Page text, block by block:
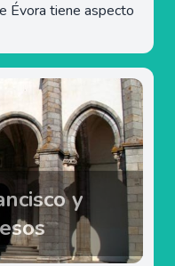
Évora tiene aspecto
y